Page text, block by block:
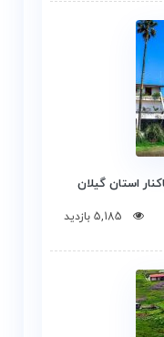
استان گیلان
5,185 بازدید